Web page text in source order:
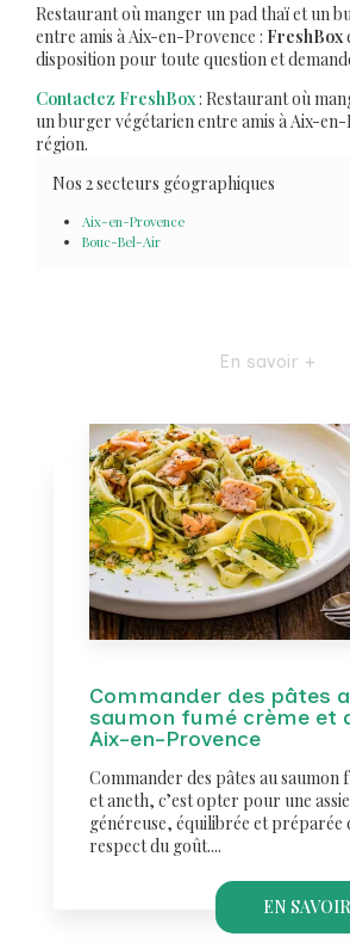
Restaurant où manger un pad thaï et un
entre amis à Aix-en-Provence : FreshBox
disposition pour toute question et
Contactez FreshBox: Restaurant où
un burger végétarien entre amis à Aix-en-
région.
Nos 2 secteurs géographiques
Aix-en-Provence
Bouc-Bel-Air
En savoir +
Commander des pâtes
saumon fumé crème et
Aix-en-Provence
Commander des pâtes au saumon
et aneth, c’est opter pour une
généreuse, équilibrée et préparée
respect du goût....
EN